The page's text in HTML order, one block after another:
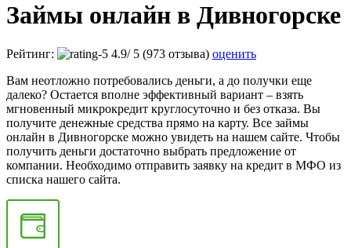
Займы онлайн в Дивногорске
Рейтинг: 4.9/ 5 (973 отзыва) оценить
Вам неотложно потребовались деньги, а до получки еще
далеко? Остается вполне эффективный вариант – взять
мгновенный микрокредит круглосуточно и без отказа. Вы
получите денежные средства прямо на карту. Все займы
онлайн в Дивногорске можно увидеть на нашем сайте. Чтобы
получить деньги достаточно выбрать предложение от
компании. Необходимо отправить заявку на кредит в МФО из
списка нашего сайта.